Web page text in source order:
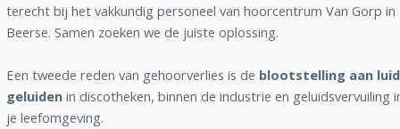
terecht bij het vakkundig personeel van hoorcentrum Van Gorp in
Beerse. Samen zoeken we de juiste oplossing.
Een tweede reden van gehoorverlies is de blootstelling aan
geluiden in discotheken, binnen de industrie en geluidsvervuiling
je leefomgeving.